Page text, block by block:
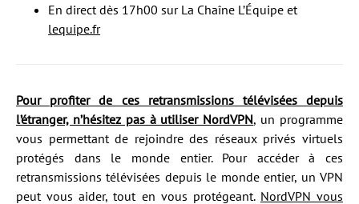
En direct dès 17h00 sur La Chaîne L’Équipe et
lequipe.fr
Pour profiter de ces retransmissions télévisées depuis
l’étranger, n’hésitez pas à utiliser NordVPN, un programme
vous permettant de rejoindre des réseaux privés virtuels
protégés dans le monde entier. Pour accéder à ces
retransmissions télévisées depuis le monde entier, un VPN
peut vous aider, tout en vous protégeant. NordVPN vous